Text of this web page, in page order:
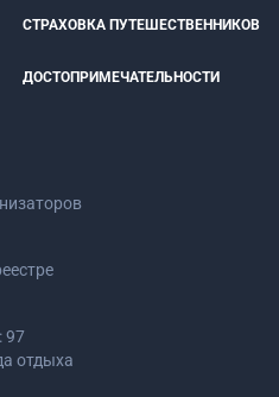
СТРАХОВКА ПУТЕШЕСТВЕННИКОВ
ДОСТОПРИМЕЧАТЕЛЬНОСТИ
97
отдыха